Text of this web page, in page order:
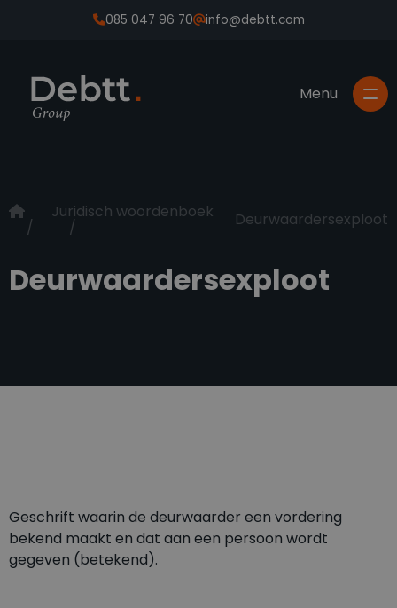
085 047 96 70 info@debtt.com
Juridisch woordenboek Deurwaardersexploot
Deurwaardersexploot
Geschrift waarin de deurwaarder een vordering
bekend maakt en dat aan een persoon wordt
gegeven (betekend).